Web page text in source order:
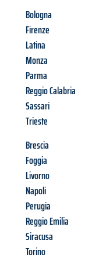
Bologna
Firenze
Latina
Monza
Parma
Reggio Calabria
Sassari
Trieste
Brescia
Foggia
Livorno
Napoli
Perugia
Reggio Emilia
Siracusa
Torino